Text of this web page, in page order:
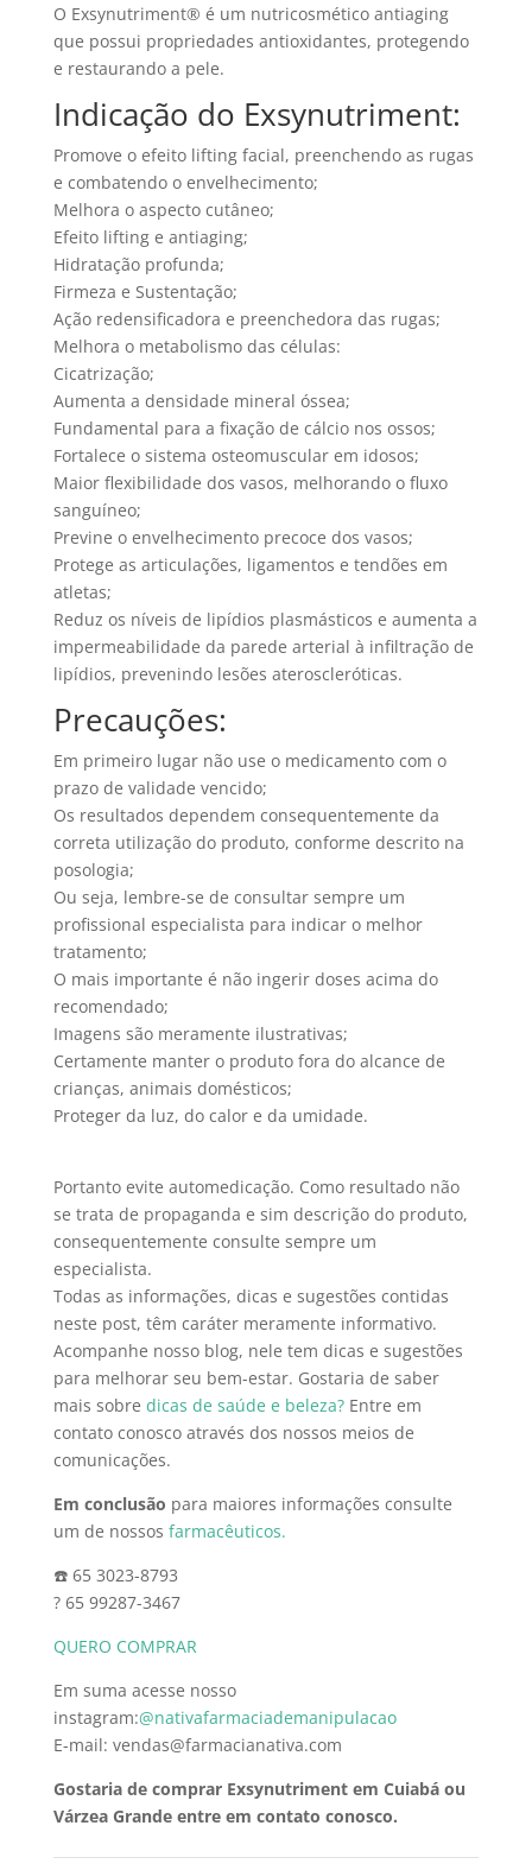
O Exsynutriment® é um nutricosmético antiaging
que possui propriedades antioxidantes, protegendo
e restaurando a pele.
Indicação do Exsynutriment:
Promove o efeito lifting facial, preenchendo as rugas
e combatendo o envelhecimento;
Melhora o aspecto cutâneo;
Efeito lifting e antiaging;
Hidratação profunda;
Firmeza e Sustentação;
Ação redensificadora e preenchedora das rugas;
Melhora o metabolismo das células:
Cicatrização;
Aumenta a densidade mineral óssea;
Fundamental para a fixação de cálcio nos ossos;
Fortalece o sistema osteomuscular em idosos;
Maior flexibilidade dos vasos, melhorando o fluxo
sanguíneo;
Previne o envelhecimento precoce dos vasos;
Protege as articulações, ligamentos e tendões em
atletas;
Reduz os níveis de lipídios plasmásticos e aumenta a
impermeabilidade da parede arterial à infiltração de
lipídios, prevenindo lesões ateroscleróticas.
Precauções:
Em primeiro lugar não use o medicamento com o
prazo de validade vencido;
Os resultados dependem consequentemente da
correta utilização do produto, conforme descrito na
posologia;
Ou seja, lembre-se de consultar sempre um
profissional especialista para indicar o melhor
tratamento;
O mais importante é não ingerir doses acima do
recomendado;
Imagens são meramente ilustrativas;
Certamente manter o produto fora do alcance de
crianças, animais domésticos;
Proteger da luz, do calor e da umidade.
Portanto evite automedicação. Como resultado não
se trata de propaganda e sim descrição do produto,
consequentemente consulte sempre um
especialista.
Todas as informações, dicas e sugestões contidas
neste post, têm caráter meramente informativo.
Acompanhe nosso blog, nele tem dicas e sugestões
para melhorar seu bem-estar. Gostaria de saber
mais sobre dicas de saúde e beleza?Entre em
contato conosco através dos nossos meios de
comunicações.
Em conclusão para maiores informações consulte
um de nossos farmacêuticos.
☎️ 65 3023-8793
? 65 99287-3467
QUERO COMPRAR
Em suma acesse nosso
instagram:@nativafarmaciademanipulacao
E-mail: vendas@farmacianativa.com
Gostaria de comprar Exsynutriment em Cuiabá ou
Várzea Grande entre em contato conosco.